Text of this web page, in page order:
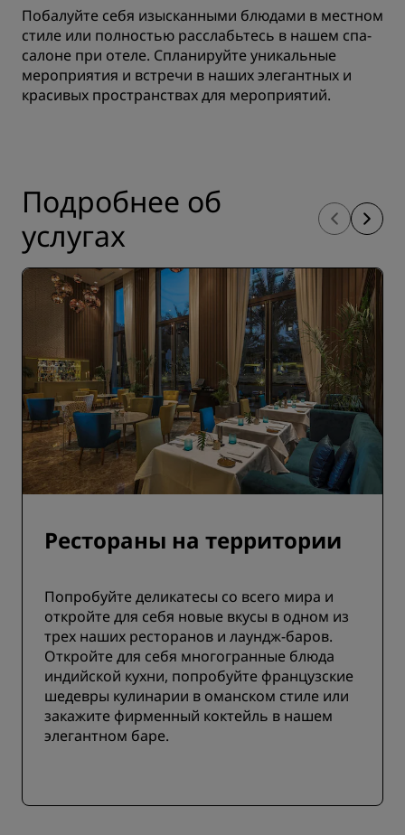
Побалуйте себя изысканными блюдами в местном
стиле или полностью расслабьтесь в нашем спа-
салоне при отеле. Спланируйте уникальные
мероприятия и встречи в наших элегантных и
красивых пространствах для мероприятий.
Подробнее об
услугах
Рестораны на территории
Попробуйте деликатесы со всего мира и
откройте для себя новые вкусы в одном из
трех наших ресторанов и лаундж-баров.
Откройте для себя многогранные блюда
индийской кухни, попробуйте французские
шедевры кулинарии в оманском стиле или
закажите фирменный коктейль в нашем
элегантном баре.